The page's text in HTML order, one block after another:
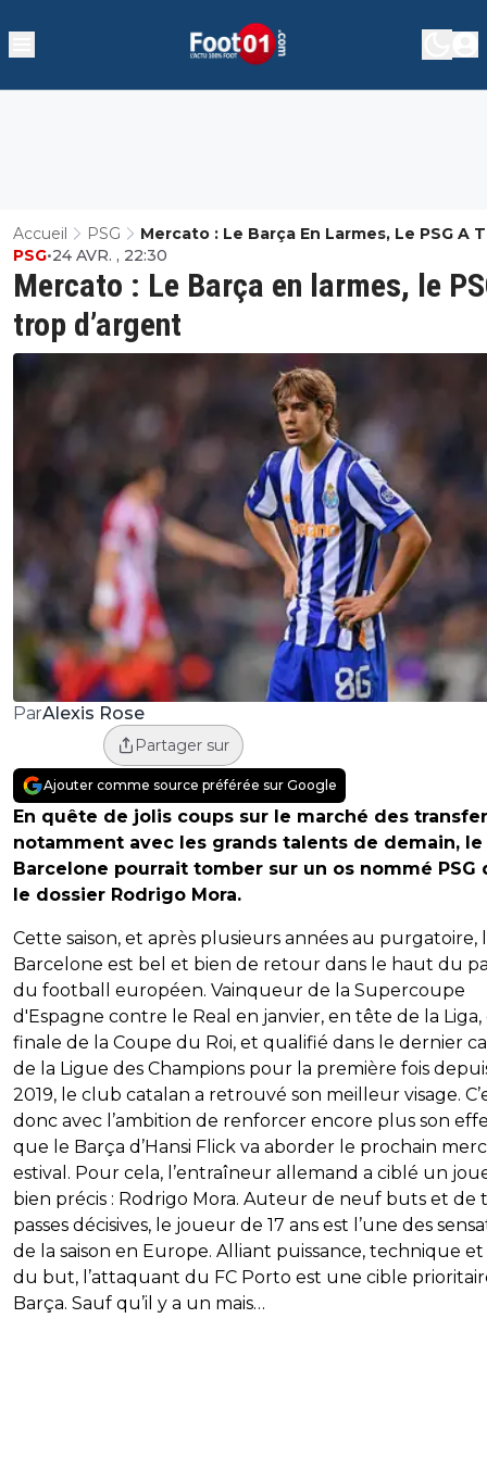
Accueil PSG
Mercato : Le Barça En Larmes, Le PSG A
D’argent
Mercato : Le Barça en larmes, le
trop d’argent
PSG•24 AVR. , 22:30
ParAlexis Rose
Partager sur
Ajouter comme source préférée sur Google
En quête de jolis coups sur le marché des
notamment avec les grands talents de demain, le
Barcelone pourrait tomber sur un os nommé PSG
le dossier Rodrigo Mora.
Cette saison, et après plusieurs années au purgatoire,
Barcelone est bel et bien de retour dans le haut du
du football européen. Vainqueur de la Supercoupe
d'Espagne contre le Real en janvier, en tête de la Liga,
finale de la Coupe du Roi, et qualifié dans le dernier
de la Ligue des Champions pour la première fois
2019, le club catalan a retrouvé son meilleur visage.
donc avec l’ambition de renforcer encore plus son
que le Barça d’Hansi Flick va aborder le prochain
estival. Pour cela, l’entraîneur allemand a ciblé un
bien précis : Rodrigo Mora. Auteur de neuf buts et de
passes décisives, le joueur de 17 ans est l’une des
de la saison en Europe. Alliant puissance, technique et
du but, l’attaquant du FC Porto est une cible
Barça. Sauf qu’il y a un mais…